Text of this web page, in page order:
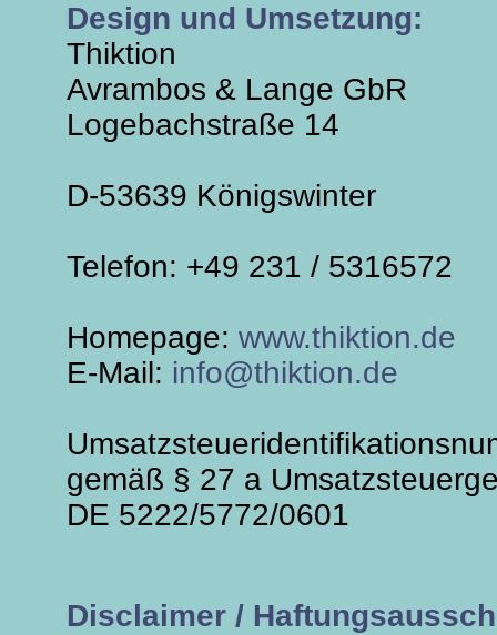
Design und Umsetzung:
Thiktion
Avrambos & Lange GbR
Logebachstraße 14
D-53639 Königswinter
Telefon: +49 231 / 5316572
Homepage: www.thiktion.de
E-Mail: info@thiktion.de
gemäß § 27 a
DE 5222/5772/0601
Disclaimer /